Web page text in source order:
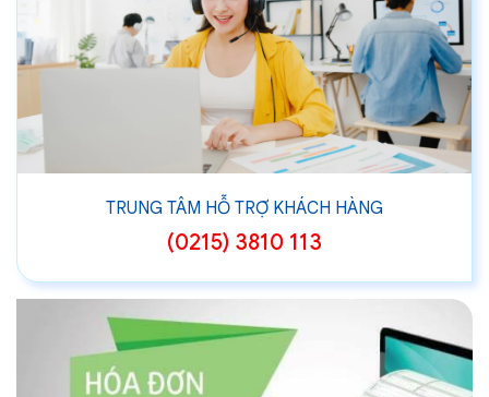
TRUNG TÂM HỖ TRỢ KHÁCH HÀNG
(0215) 3810 113